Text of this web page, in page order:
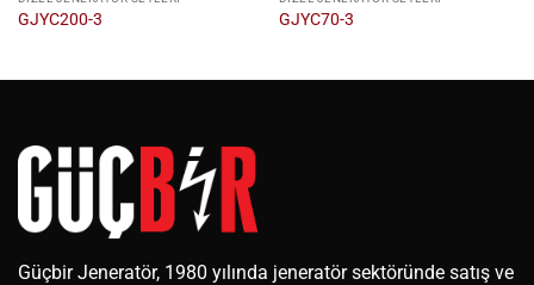
GJYC200-3 GJYC70-3
Güçbir Jeneratör, 1980 yılında jeneratör sektöründe satış ve